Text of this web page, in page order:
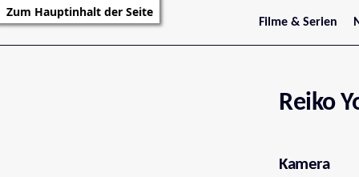
Zum Hauptinhalt der Seite
Filme & Serien
Trailer
Serienarchiv
Reiko
Kamera